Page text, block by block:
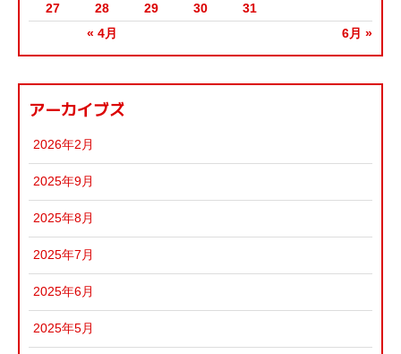
« 4月 6月 »
27
28 29 30 31
アーカイブズ
2026年2月
2025年9月
2025年8月
2025年7月
2025年6月
2025年5月